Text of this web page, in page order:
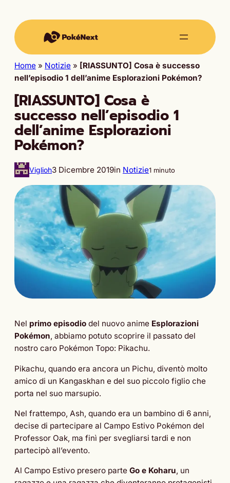
Home » Notizie » [RIASSUNTO] Cosa è successo
nell’episodio 1 dell’anime Esplorazioni Pokémon?
[RIASSUNTO] Cosa è
successo nell’episodio 1
dell’anime Esplorazioni
Pokémon?
Viglioh3 Dicembre 2019in Notizie1 minuto
Nel primo episodio del nuovo anime Esplorazioni
Pokémon, abbiamo potuto scoprire il passato del
nostro caro Pokémon Topo: Pikachu.
Pikachu, quando era ancora un Pichu, diventò molto
amico di un Kangaskhan e del suo piccolo figlio che
porta nel suo marsupio.
Nel frattempo, Ash, quando era un bambino di 6 anni,
decise di partecipare al Campo Estivo Pokémon del
Professor Oak, ma finì per svegliarsi tardi e non
partecipò all’evento.
Al Campo Estivo presero parte Go e Koharu, un